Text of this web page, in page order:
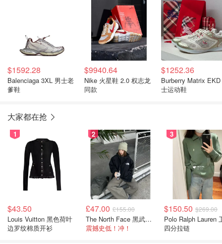
$1592.28
Balenciaga 3XL 男士老
爹鞋
$9940.64
Nike 火星鞋 2.0 权志龙
同款
$1252.36
Burberry Matrix
士运动鞋
大家都在抢
1
$43.50
Louis Vuitton 黑色荷叶
边罗纹棉质开衫
2
£47.00 £155.00
The North Face 黑武士冲锋衣
震撼史低！冲！
3
$150.50 $269.00
Polo Ralph Lauren 卫衣
四分拉链